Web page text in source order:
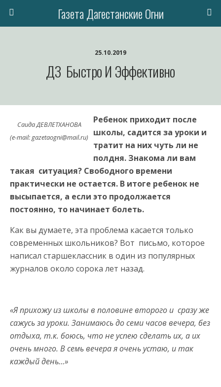
Газета Дагестанские Огни
25.10.2019
ДЗ Быстро И Эффективно
Саида ДЕВЛЕТХАНОВА
(e-mail: gazetaogni@mail.ru)
Ребенок приходит после
школы, садится за уроки и
тратит на них чуть ли не
полдня. Знакома ли вам
такая ситуация? Свободного времени
практически не остается. В итоге ребенок не
высыпается, а если это продолжается
постоянно, то начинает болеть.
Как вы думаете, эта проблема касается только
современных школьников? Вот письмо, которое
написал старшеклассник в один из популярных
журналов около сорока лет назад.
«Я прихожу из школы в половине второго и сразу же
сажусь за уроки. Занимаюсь до семи часов вечера, без
отдыха, т.к. боюсь, что не успею сделать их, а их
очень много. В семь вечера я очень устаю, и так
каждый день…»